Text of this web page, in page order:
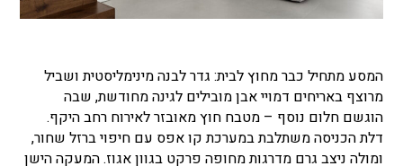
המסע מתחיל כבר מחוץ לבית: גדר לבנה מינימליסטית ושביל
מרוצף באריחים דמויי אבן מובילים לגינה מחודשת, שבה
הוגשם חלום נוסף – מטבח חוץ מאובזר לאירוח רחב היקף.
דלת הכניסה משתלבת במערכת קו אפס עם חיפוי ברזל שחור,
ומולה ניצב גרם מדרגות מחופה פרקט בגוון אגוז. המעקה הישן